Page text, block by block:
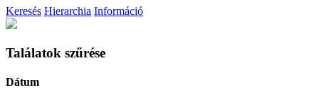
Keresés Hierarchia Információ
Találatok szűrése
Dátum